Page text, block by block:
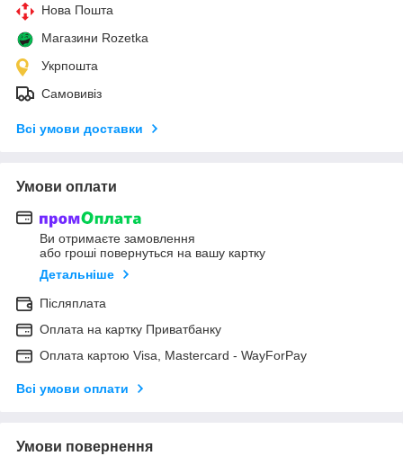
Нова Пошта
Магазини Rozetka
Укрпошта
Самовивіз
Всі умови доставки
Умови оплати
Ви отримаєте замовлення
або гроші повернуться на вашу картку
Детальніше
Післяплата
Оплата на картку Приватбанку
Оплата картою Visa, Mastercard - WayForPay
Всі умови оплати
Умови повернення